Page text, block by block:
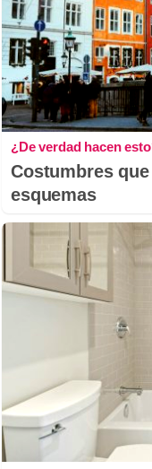
¿De verdad hacen
Costumbres
esquemas